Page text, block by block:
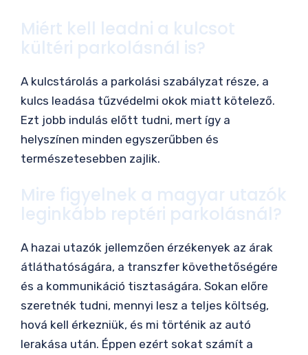
Miért kell leadni a kulcsot
kültéri parkolásnál is?
A kulcstárolás a parkolási szabályzat része, a
kulcs leadása tűzvédelmi okok miatt kötelező.
Ezt jobb indulás előtt tudni, mert így a
helyszínen minden egyszerűbben és
természetesebben zajlik.
Mire figyelnek a magyar utazók
leginkább reptéri parkolásnál?
A hazai utazók jellemzően érzékenyek az árak
átláthatóságára, a transzfer követhetőségére
és a kommunikáció tisztaságára. Sokan előre
szeretnék tudni, mennyi lesz a teljes költség,
hová kell érkezniük, és mi történik az autó
lerakása után. Éppen ezért sokat számít a